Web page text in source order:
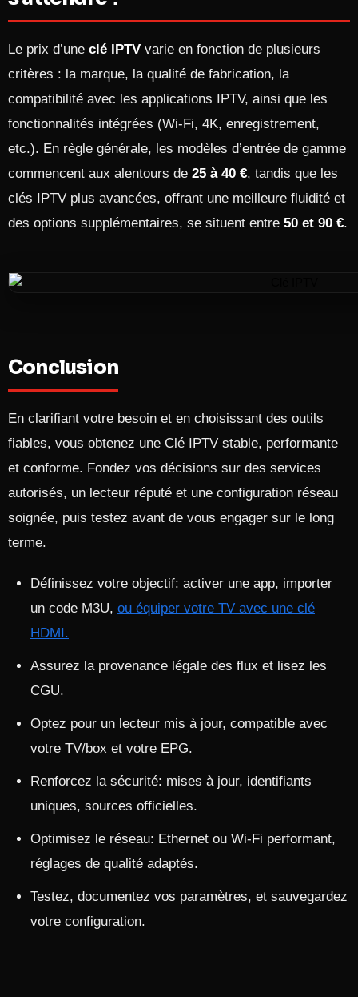
Le prix d’une clé IPTV varie en fonction de plusieurs
critères : la marque, la qualité de fabrication, la
compatibilité avec les applications IPTV, ainsi que les
fonctionnalités intégrées (Wi-Fi, 4K, enregistrement,
etc.). En règle générale, les modèles d’entrée de gamme
commencent aux alentours de 25 à 40 €, tandis que les
clés IPTV plus avancées, offrant une meilleure fluidité et
des options supplémentaires, se situent entre 50 et 90 €.
Conclusion
En clarifiant votre besoin et en choisissant des outils
fiables, vous obtenez une Clé IPTV stable, performante
et conforme. Fondez vos décisions sur des services
autorisés, un lecteur réputé et une configuration réseau
soignée, puis testez avant de vous engager sur le long
terme.
Définissez votre objectif: activer une app, importer
un code M3U, ou équiper votre TV avec une clé
HDMI.
Assurez la provenance légale des flux et lisez les
CGU.
Optez pour un lecteur mis à jour, compatible avec
votre TV/box et votre EPG.
Renforcez la sécurité: mises à jour, identifiants
uniques, sources officielles.
Optimisez le réseau: Ethernet ou Wi‑Fi performant,
réglages de qualité adaptés.
Testez, documentez vos paramètres, et sauvegardez
votre configuration.